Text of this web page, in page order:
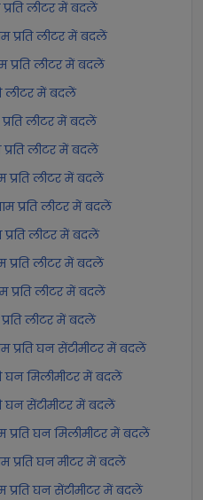
प्रति लीटर में बदलें
प्रति लीटर में बदलें
प्रति लीटर में बदलें
लीटर में बदलें
प्रति लीटर में बदलें
प्रति लीटर में बदलें
प्रति लीटर में बदलें
प्रति लीटर में बदलें
प्रति लीटर में बदलें
प्रति लीटर में बदलें
प्रति लीटर में बदलें
प्रति लीटर में बदलें
प्रति घन सेंटीमीटर में बदलें
घन मिलीमीटर में बदलें
घन सेंटीमीटर में बदलें
प्रति घन मिलीमीटर में बदलें
प्रति घन मीटर में बदलें
प्रति घन सेंटीमीटर में बदलें